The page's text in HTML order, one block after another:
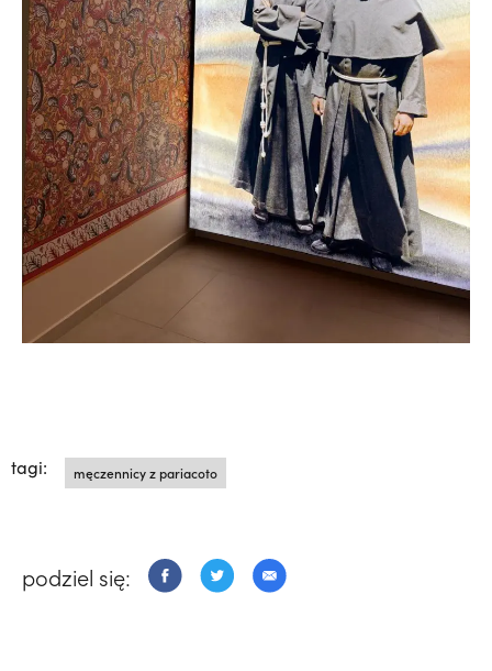
tagi: męczennicy z pariacoto
podziel się: